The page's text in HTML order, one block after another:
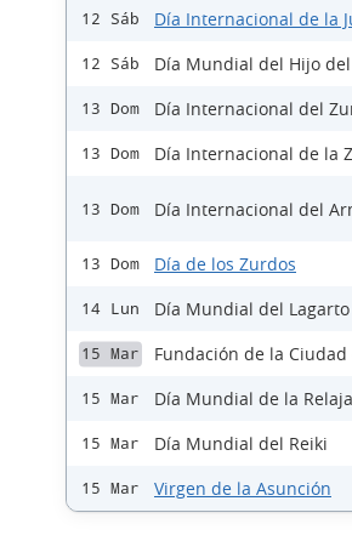
12 Sáb Día Internacional de la
12 Sáb Día Mundial del Hijo
13 Dom Día Internacional del
13 Dom Día Internacional de la
13 Dom Día Internacional del
13 Dom Día de los Zurdos
14 Lun Día Mundial del Lagarto
15 Mar Fundación de la
15 Mar Día Mundial de la
15 Mar Día Mundial del Reiki
15 Mar Virgen de la Asunción